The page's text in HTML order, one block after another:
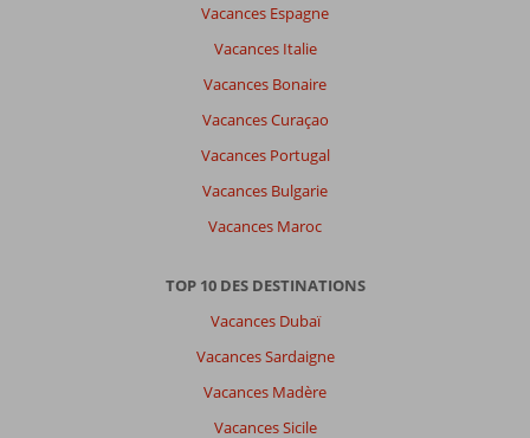
Vacances Espagne
Vacances Italie
Vacances Bonaire
Vacances Curaçao
Vacances Portugal
Vacances Bulgarie
Vacances Maroc
TOP 10 DES DESTINATIONS
Vacances Dubaï
Vacances Sardaigne
Vacances Madère
Vacances Sicile